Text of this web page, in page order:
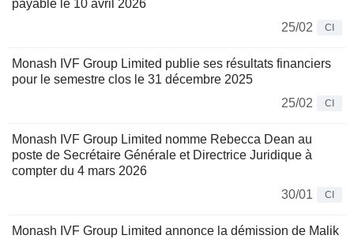
payable le 10 avril 2026
25/02
CI
Monash IVF Group Limited publie ses résultats financiers
pour le semestre clos le 31 décembre 2025
25/02
CI
Monash IVF Group Limited nomme Rebecca Dean au
poste de Secrétaire Générale et Directrice Juridique à
compter du 4 mars 2026
30/01
CI
Monash IVF Group Limited annonce la démission de Malik